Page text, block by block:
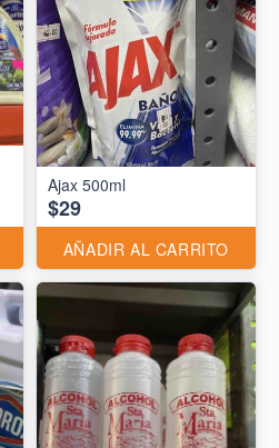
Ajax 500ml
$29
AÑADIR AL CARRITO